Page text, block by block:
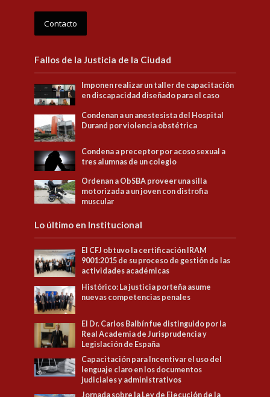
Contacto
Fallos de la Justicia de la Ciudad
Imponen realizar un taller de capacitación
en discapacidad diseñado para el caso
Condenan a un anestesista del Hospital
Durand por violencia obstétrica
Condena a preceptor por acoso sexual a
tres alumnas de un colegio
Ordenan a ObSBA proveer una silla
motorizada a un joven con distrofia
muscular
Lo último en Institucional
El CFJ obtuvo la certificación IRAM
9001:2015 de su proceso de gestión de las
actividades académicas
Histórico: La justicia porteña asume
nuevas competencias penales
El Dr. Carlos Balbín fue distinguido por la
Real Academia de Jurisprudencia y
Legislación de España
Capacitación para Incentivar el uso del
lenguaje claro en los documentos
judiciales y administrativos
Jornada sobre la Ley de Ejecución de la